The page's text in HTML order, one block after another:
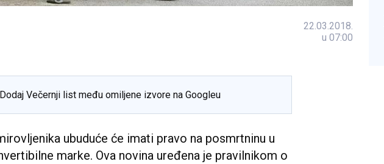
22.03.2018.
u 07:00
Večernji list među omiljene izvore na Googleu
ubuduće će imati pravo na posmrtninu u
marke. Ova novina uređena je pravilnikom o